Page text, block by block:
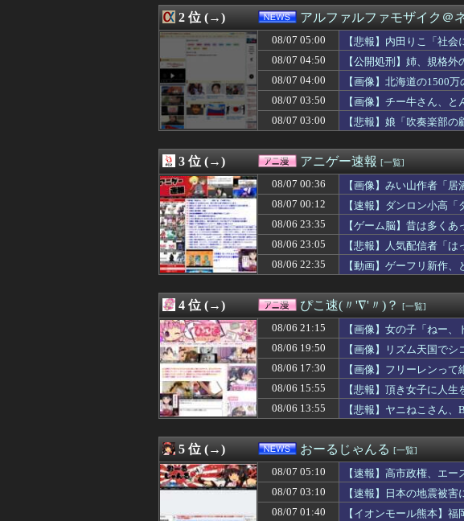
08/07 05:00
ギリギリやれるブス巨乳ｗｗｗｗｗ
08/07 05:00
アイナ・ジ・エンドの尻はタマランわ
08/07 05:00
【閲覧注意】メキシコのインフルエン
08/07 05:00
【ラブライブ！】【画像】桜小路きな
08/07 05:00
【福岡】3年間で2億6500万円 福岡県
08/07 05:00
田﨑さくらアナ セクシーノースリー
08/07 05:00
韓国人「雨の中のカーチェイスの末
08/07 04:55
「投資不適格になりつつある」ブルー
08/07 04:50
【公開処刑】姉、規格外の恵体を晒し
08/07 04:45
「Linuxで十分じゃね…？」世界が気
08/07 04:41
タブレットのバッテリーが膨らんで画
08/07 04:39
ドラマ「親愛なる夫へ」を語ろう
08/07 04:39
「マスコミの立ち位置の勘違いっぷり
08/07 04:30
◆悲報◆韓国警察、大韓サッカー協会
08/07 04:25
【悲報】ソープでイッた後に嬢の耳元
08/07 04:19
青春時代を思い出すコスメ
08/07 04:19
【画像】松本人志さん、大勢の若いフ
08/07 04:19
日本の商船が中国に臨検された場合は
08/07 04:18
綾瀬はるかの丸出し上半身ヤバすぎだ
08/07 04:15
ぼく「妹がぼくの子供を妊娠したんだ
08/07 04:12
【悲報】立川志らく、ガチでブチギレ
08/07 04:10
【画像】NHKに出た仙台育英の野球部
08/07 04:10
【悲報】加藤小夏(おなつ)「演技中に
08/07 04:09
【福岡】西鉄、天神駅と薬院駅の駅構
08/07 04:05
【画像】オタク「実際にプレイしたら
08/07 04:05
【画像】ボスJK、撮られるｗｗｗｗｗ
08/07 04:05
ケガが多かったプロ野球選手※多村仁
08/07 04:05
取り放題でてんこ盛りにしてるのはま
08/07 04:05
フラれるじゃなく、フる側の曲
08/07 04:05
【画像】エチビデ女優さん、番組の企
08/07 04:03
【画像】森香澄さんのJK姿😍ｗｗ😍
【画像】元・小倉優香さん、水着グラ
08/07 04:03
【悲報】サイバーコネクトツーの松山
2 位 (→) アルファルファモザイク＠
08/07 05:00
【悲報】内田りこ「社会
08/07 04:50
【公開処刑】姉、規格
08/07 04:00
【画像】北海道の1500
08/07 03:50
【画像】チー牛さん、
08/07 03:00
【悲報】娘「吹奏楽部
3 位 (→) アニゲー速報 [一覧]
08/07 00:36
【画像】みい山作者「
08/07 00:12
【速報】ダンロン小高
08/06 23:35
【ゲーム脳】昔は多く
08/06 23:05
【悲報】人気配信者「
08/06 22:35
【動画】ゲーフリ新作
4 位 (→) ぴこ速(〃'∇'〃)？ [一覧]
08/06 21:15
【画像】女の子「ねー
08/06 19:50
【画像】リズム天国でシ
08/06 17:30
【画像】フリーレンっ
08/06 15:55
【悲報】頂き女子に人
08/06 13:55
【悲報】ヤニねこさん、
5 位 (→) おーるじゃんる [一覧]
08/07 05:10
【速報】高市政権、エ
08/07 03:10
【速報】日本の地震被
08/07 01:40
【イオンモール熊本】